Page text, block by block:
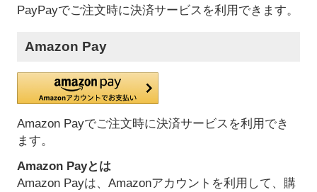
PayPayでご注文時に決済サービスを利用できます。
Amazon Pay
Amazon Payでご注文時に決済サービスを利用でき
ます。
Amazon Payとは
Amazon Payは、Amazonアカウントを利用して、購